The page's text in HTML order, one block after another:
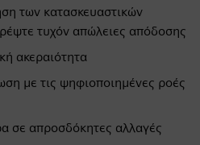
των κατασκευαστικών
τυχόν απώλειες απόδοσης
ακεραιότητα
με τις ψηφιοποιημένες ροές
σε απροσδόκητες αλλαγές